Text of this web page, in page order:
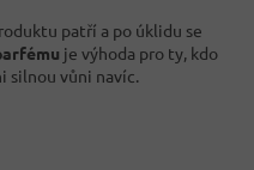
patří a po úklidu se
je výhoda pro ty, kdo
silnou vůni navíc.